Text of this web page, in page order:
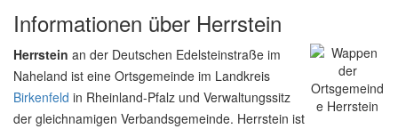
Informationen über Herrstein
Herrstein an der Deutschen Edelsteinstraße im
Naheland ist eine Ortsgemeinde im Landkreis
Birkenfeld in Rheinland-Pfalz und Verwaltungssitz
der gleichnamigen Verbandsgemeinde. Herrstein ist